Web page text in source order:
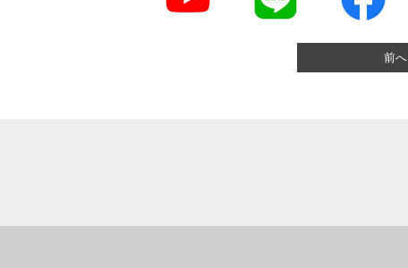
前へ